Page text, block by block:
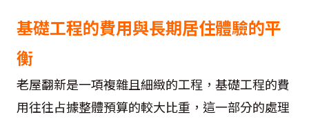
基礎工程的費用與長期居住體驗的平
衡
老屋翻新是一項複雜且細緻的工程，基礎工程的費
用往往占據整體預算的較大比重，這一部分的處理